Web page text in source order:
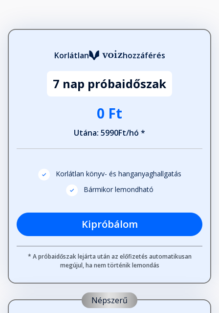
Korlátlan hozzáférés
7 nap próbaidőszak
0 Ft
Utána: 5990Ft/hó *
Korlátlan könyv- és hanganyaghallgatás
Bármikor lemondható
Kipróbálom
* A próbaidőszak lejárta után az előfizetés automatikusan
megújul, ha nem történik lemondás
Népszerű